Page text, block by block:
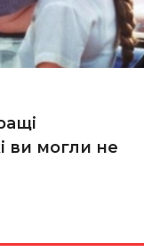
ви могли не